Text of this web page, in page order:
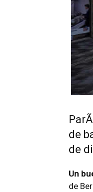
de
de
Un
de